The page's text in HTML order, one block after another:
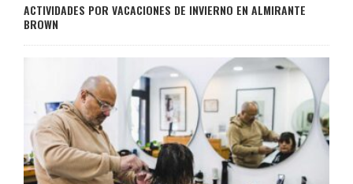
ACTIVIDADES POR VACACIONES DE INVIERNO EN ALMIRANTE
BROWN